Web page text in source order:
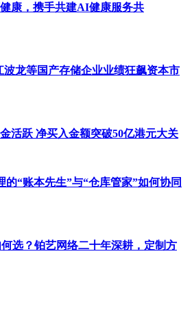
康，携手共建AI健康服务共
龙等国产存储企业业绩狂飙资本市
活跃 净买入金额突破50亿港元大关
“账本先生”与“仓库管家”如何协同
选？铂艺网络二十年深耕，定制方